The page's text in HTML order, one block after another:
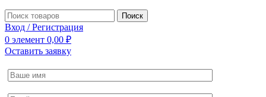
Поиск
Вход / Регистрация
0 элемент 0,00 ₽
Оставить заявку